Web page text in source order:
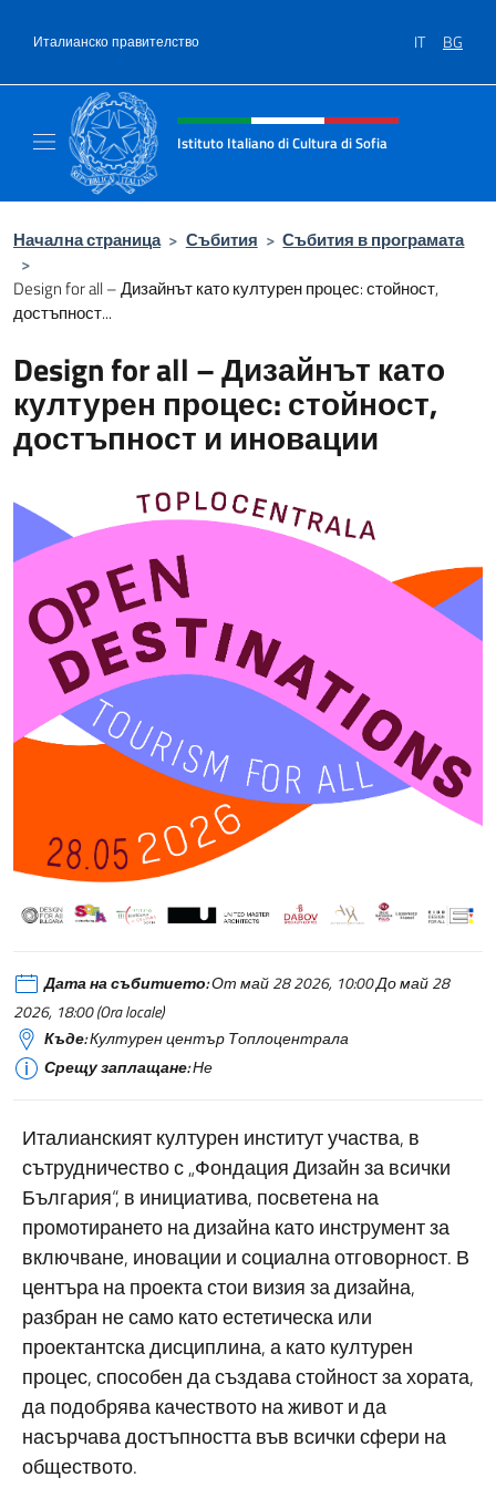
Италианско правителство IT BG
Intestazione sito, social e menù
Istituto Italiano di Cultura di Sofia
Начална страница > Събития > Събития в програмата
>
Design for all – Дизайнът като културен процес: стойност,
достъпност...
Design for all – Дизайнът като
културен процес: стойност,
достъпност и иновации
Дата на събитието:От май 28 2026, 10:00 До май 28
2026, 18:00 (Ora locale)
Къде:Културен център Топлоцентрала
Срещу заплащане:Не
Италианският културен институт участва, в
сътрудничество с „Фондация Дизайн за всички
България“, в инициатива, посветена на
промотирането на дизайна като инструмент за
включване, иновации и социална отговорност. В
центъра на проекта стои визия за дизайна,
разбран не само като естетическа или
проектантска дисциплина, а като културен
процес, способен да създава стойност за хората,
да подобрява качеството на живот и да
насърчава достъпността във всички сфери на
обществото.